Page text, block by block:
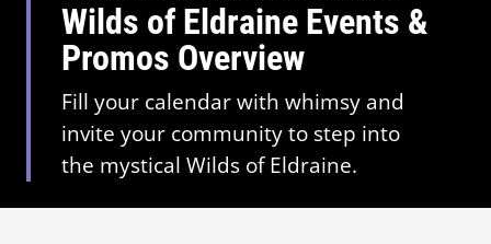
Wilds of Eldraine Events &
Promos Overview
Fill your calendar with whimsy and
invite your community to step into
the mystical Wilds of Eldraine.